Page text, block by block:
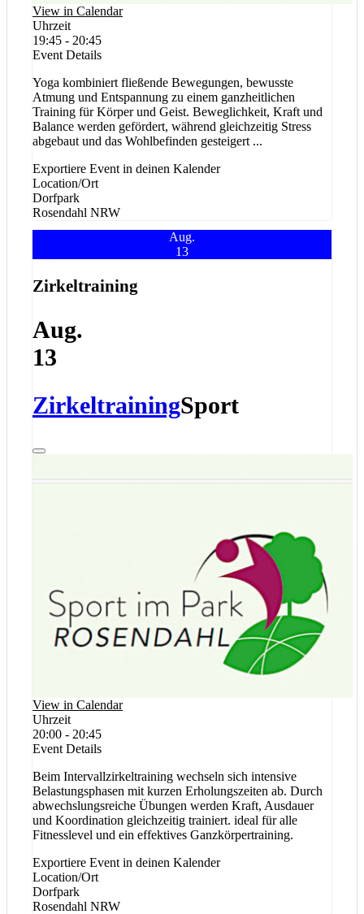
View in Calendar
Uhrzeit
19:45 - 20:45
Event Details
Yoga kombiniert fließende Bewegungen, bewusste
Atmung und Entspannung zu einem ganzheitlichen
Training für Körper und Geist. Beweglichkeit, Kraft und
Balance werden gefördert, während gleichzeitig Stress
abgebaut und das Wohlbefinden gesteigert ...
Exportiere Event in deinen Kalender
Location/Ort
Dorfpark
Rosendahl NRW
Aug.
13
Zirkeltraining
Aug.
13
ZirkeltrainingSport
View in Calendar
Uhrzeit
20:00 - 20:45
Event Details
Beim Intervallzirkeltraining wechseln sich intensive
Belastungsphasen mit kurzen Erholungszeiten ab. Durch
abwechslungsreiche Übungen werden Kraft, Ausdauer
und Koordination gleichzeitig trainiert. ideal für alle
Fitnesslevel und ein effektives Ganzkörpertraining.
Exportiere Event in deinen Kalender
Location/Ort
Dorfpark
Rosendahl NRW